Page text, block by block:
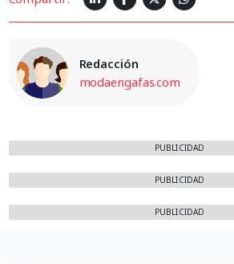
Redacción
modaengafas.com
PUBLICIDAD
PUBLICIDAD
PUBLICIDAD